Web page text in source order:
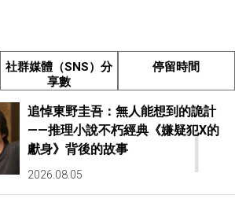
社群媒體（SNS）分
享數
停留時間
1
追悼東野圭吾：無人能想到的詭計
——推理小說不朽經典《嫌疑犯X的
獻身》背後的故事
2026.08.05